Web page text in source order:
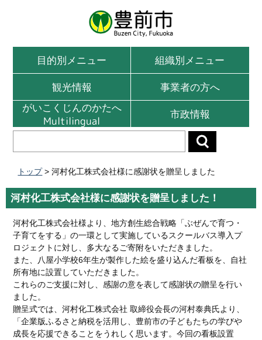
目的別メニュー
組織別メニュー
観光情報
事業者の方へ
がいこくじんのかたへ
Multilingual
市政情報
トップ > 河村化工株式会社様に感謝状を贈呈しました
河村化工株式会社様に感謝状を贈呈しました！
河村化工株式会社様より、地方創生総合戦略「ぶぜんで育つ・
子育てをする」の一環として実施しているスクールバス導入プ
ロジェクトに対し、多大なるご寄附をいただきました。
また、八屋小学校6年生が製作した絵を盛り込んだ看板を、自社
所有地に設置していただきました。
これらのご支援に対し、感謝の意を表して感謝状の贈呈を行い
ました。
贈呈式では、河村化工株式会社 取締役会長の河村泰典氏より、
「企業版ふるさと納税を活用し、豊前市の子どもたちの学びや
成長を応援できることをうれしく思います。今回の看板設置